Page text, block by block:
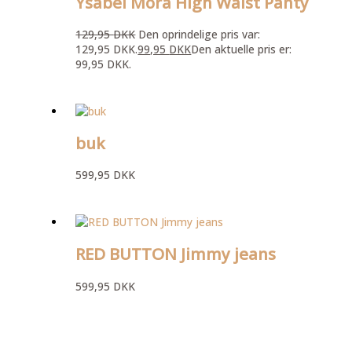
129,95DKK Den oprindelige pris var:
129,95 DKK.99,95 DKKDen aktuelle pris er:
99,95 DKK.
buk
599,95 DKK
RED BUTTON Jimmy jeans
599,95 DKK